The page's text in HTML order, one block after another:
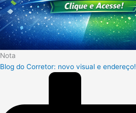
Nota
Blog do Corretor: novo visual e endereço!